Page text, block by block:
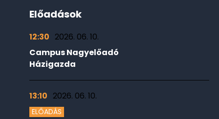
Előadások
12:30 2026. 06. 10.
Campus Nagyelőadó
Házigazda
13:10 2026. 06. 10.
ELŐADÁS